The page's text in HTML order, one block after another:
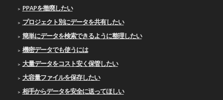
PPAPを撤廃したい
プロジェクト別にデータを共有したい
簡単にデータを検索できるように整理したい
機密データでも使うには
大量データをコスト安く保管したい
大容量ファイルを保存したい
相手からデータを安全に送ってほしい